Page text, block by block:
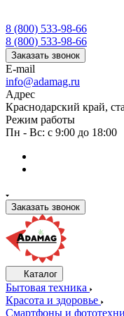
8 (800) 533-98-66
8 (800) 533-98-66
Заказать звонок
E-mail
info@adamag.ru
Адрес
Краснодарский край,
Режим работы
Пн - Вс: с 9:00 до 18:00
Заказать звонок
Каталог
Бытовая техника
Красота и здоровье
Смартфоны и